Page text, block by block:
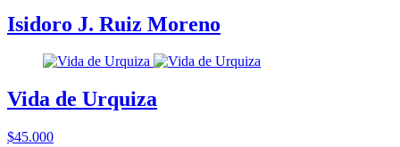
Isidoro J. Ruiz Moreno
Vida de Urquiza
$45.000